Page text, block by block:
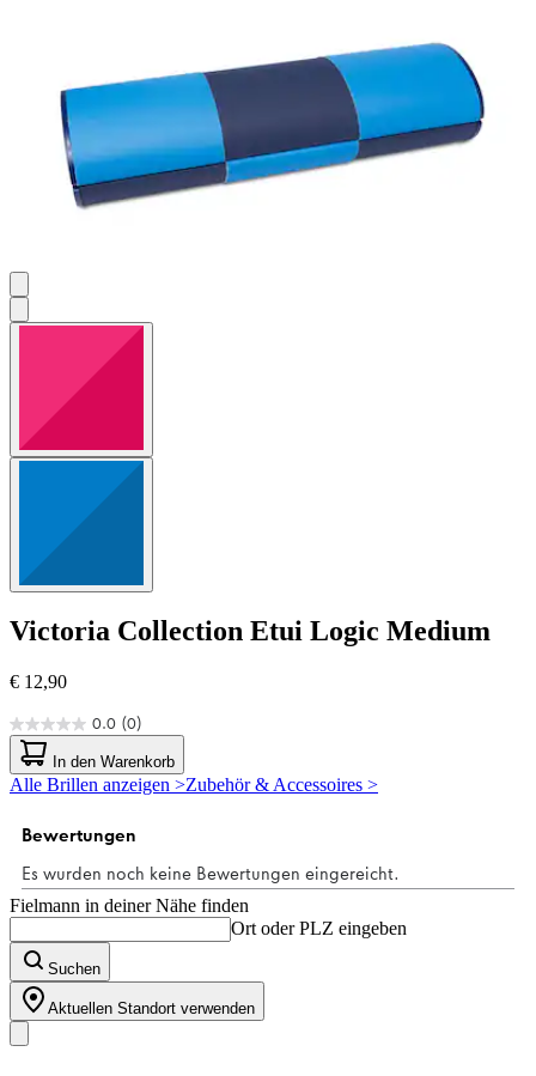
Victoria Collection Etui Logic Medium
€ 12,90
0.0 (0)
0.0
von
5
Sternen.
In den Warenkorb
Alle Brillen anzeigen >Zubehör & Accessoires >
Fielmann in deiner Nähe finden
Ort oder PLZ eingeben
Suchen
Aktuellen Standort verwenden